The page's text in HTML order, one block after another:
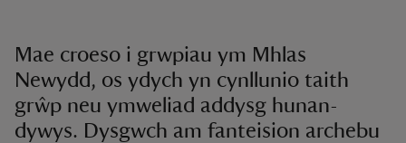
Mae croeso i grwpiau ym Mhlas
Newydd, os ydych yn cynllunio taith
grŵp neu ymweliad addysg hunan-
dywys. Dysgwch am fanteision archebu